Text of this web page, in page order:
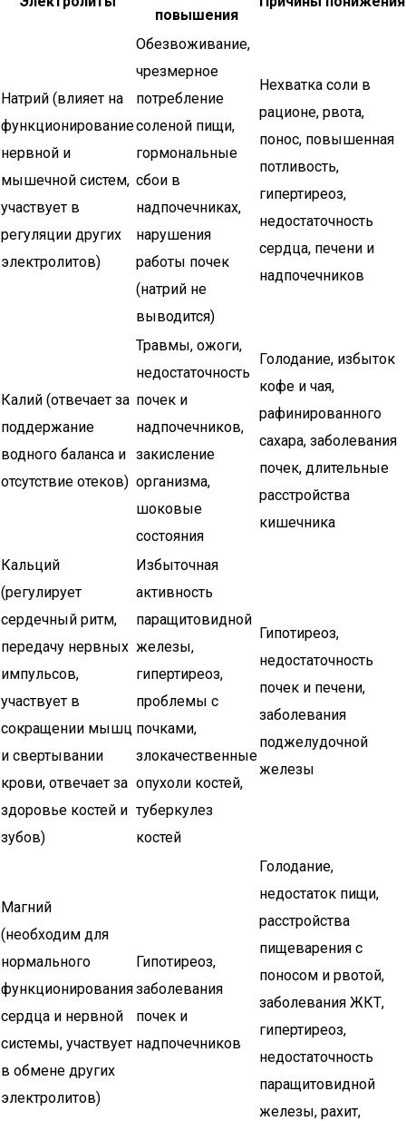
повышения
Натрий (влияет на
функционирование
нервной и
мышечной систем,
участвует в
регуляции других
электролитов)
Обезвоживание,
чрезмерное
потребление
соленой пищи,
гормональные
сбои в
надпочечниках,
нарушения
работы почек
(натрий не
выводится)
Нехватка соли в
рационе, рвота,
понос, повышенная
потливость,
гипертиреоз,
недостаточность
сердца, печени и
надпочечников
Калий (отвечает за
поддержание
водного баланса и
отсутствие отеков)
Травмы, ожоги,
недостаточность
почек и
надпочечников,
закисление
организма,
шоковые
состояния
Голодание, избыток
кофе и чая,
рафинированного
сахара, заболевания
почек, длительные
расстройства
кишечника
Кальций
(регулирует
сердечный ритм,
передачу нервных
импульсов,
участвует в
сокращении мышц
и свертывании
крови, отвечает за
здоровье костей и
зубов)
Избыточная
активность
паращитовидной
железы,
гипертиреоз,
проблемы с
почками,
злокачественные
опухоли костей,
туберкулез
костей
Гипотиреоз,
недостаточность
почек и печени,
заболевания
поджелудочной
железы
Магний
(необходим для
нормального
функционирования
сердца и нервной
системы, участвует
в обмене других
электролитов)
Гипотиреоз,
заболевания
почек и
надпочечников
Голодание,
недостаток пищи,
расстройства
пищеварения с
поносом и рвотой,
заболевания ЖКТ,
гипертиреоз,
недостаточность
паращитовидной
железы, рахит,